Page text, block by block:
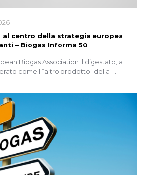
al centro della strategia europea
– Biogas Informa 50
Biogas Association Il digestato, a
come l'”altro prodotto” della […]